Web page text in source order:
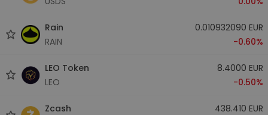
Rain
RAIN
0.010932090 EUR
-0.60%
LEO Token
LEO
8.4000 EUR
-0.50%
Zcash
438.410 EUR